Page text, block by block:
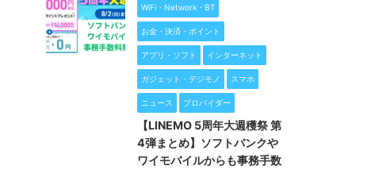
WiFi・Network・BT
お金・決済・ポイント
アプリ・ソフト インターネット
ガジェット・デジモノ スマホ
ニュース プロバイダー
【LINEMO 5周年大週穫祭 第
4弾まとめ】ソフトバンクや
ワイモバイルからも事務手数